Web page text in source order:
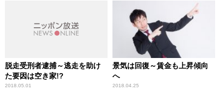
脱走受刑者逮捕～逃走を助け
た要因は空き家!?
2018.05.01
景気は回復～賃金も上昇傾向
へ
2018.04.25